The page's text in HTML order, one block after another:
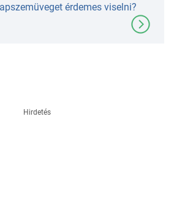
érdemes viselni?
Hirdetés